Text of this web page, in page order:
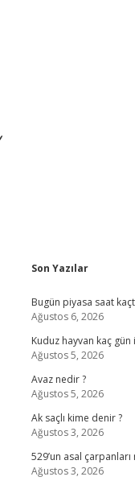
Sidebar
Son Yazılar
Bugün piyasa saat
Ağustos 6, 2026
Kuduz hayvan kaç
Ağustos 5, 2026
Avaz nedir ?
Ağustos 5, 2026
Ak saçlı kime denir ?
Ağustos 3, 2026
529’un asal
Ağustos 3, 2026